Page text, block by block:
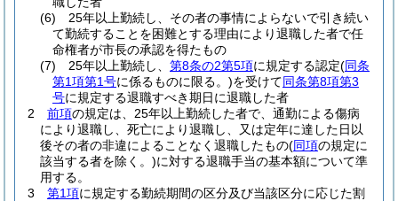
(6)
25年以上勤続し、その者の事情によらないで引き続い
て勤続することを困難とする理由により退職した者で任
命権者が市長の承認を得たもの
(7)
25年以上勤続し、 第8条の2第5項に規定する認定(同条
第1項第1号に係るものに限る。)を受けて同条第8項第3
号に規定する退職すべき期日に退職した者
2
前項の規定は、25年以上勤続した者で、通勤による傷病
により退職し、死亡により退職し、又は定年に達した日以
後その者の非違によることなく退職したもの(同項の規定に
該当する者を除く。)に対する退職手当の基本額について準
用する。
3
第1項に規定する勤続期間の区分及び当該区分に応じた割